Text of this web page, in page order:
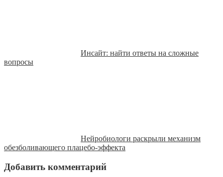
Инсайт: найти ответы на сложные
вопросы
Нейробиологи раскрыли механизм
обезболивающего плацебо-эффекта
Добавить комментарий